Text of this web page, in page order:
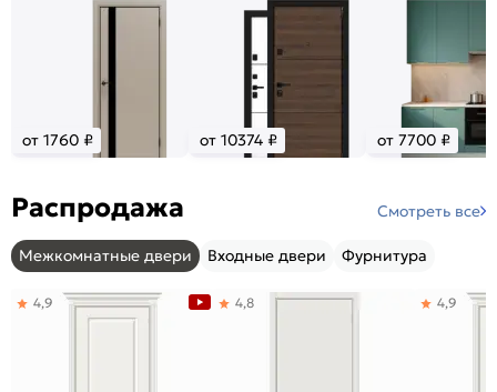
от 1760 ₽ от 10374 ₽ от 7700 ₽
Распродажа Смотреть все
Межкомнатные двери Входные двери Фурнитура
4,9 4,8 4,9